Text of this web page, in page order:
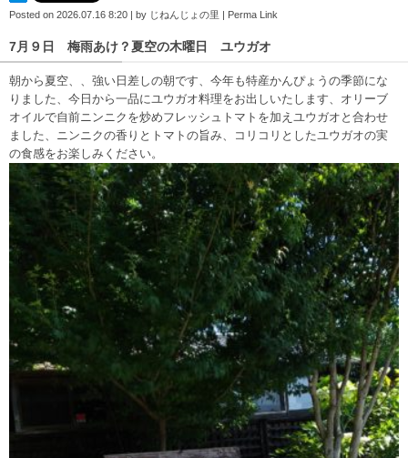
Posted on 2026.07.16 8:20 | by じねんじょの里 | Perma Link
7月９日 梅雨あけ？夏空の木曜日 ユウガオ
朝から夏空、、強い日差しの朝です、今年も特産かんぴょうの季節にな
りました、今日から一品にユウガオ料理をお出しいたします、オリーブ
オイルで自前ニンニクを炒めフレッシュトマトを加えユウガオと合わせ
ました、ニンニクの香りとトマトの旨み、コリコリとしたユウガオの実
の食感をお楽しみください。